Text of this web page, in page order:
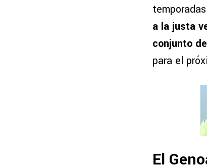
a la justa
conjunto
para el
El